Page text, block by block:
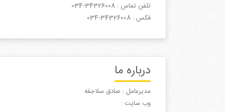
تلفن تماس : 034-34326008
فکس : 034-34326008
درباره ما
مدیرعامل : صادق سلاجقه
وب سایت :